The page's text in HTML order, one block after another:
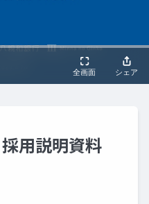
用説明資料